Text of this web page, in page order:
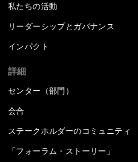
私たちの活動
リーダーシップとガバナンス
インパクト
詳細
センター（部門）
会合
ステークホルダーのコミュニティ
「フォーラム・ストーリー」